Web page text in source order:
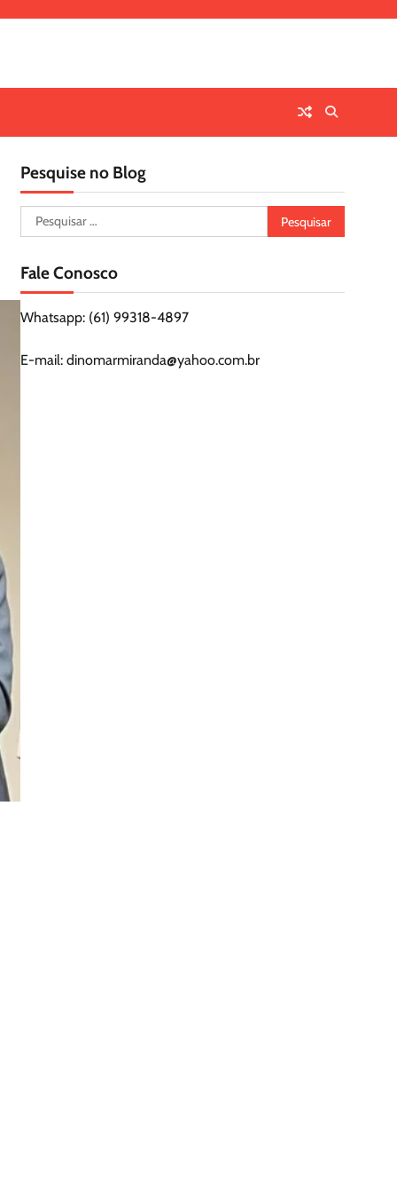
Pesquise no Blog
Pesquisar
por:
Fale Conosco
Whatsapp: (61) 99318-4897
E-mail: dinomarmiranda@yahoo.com.br